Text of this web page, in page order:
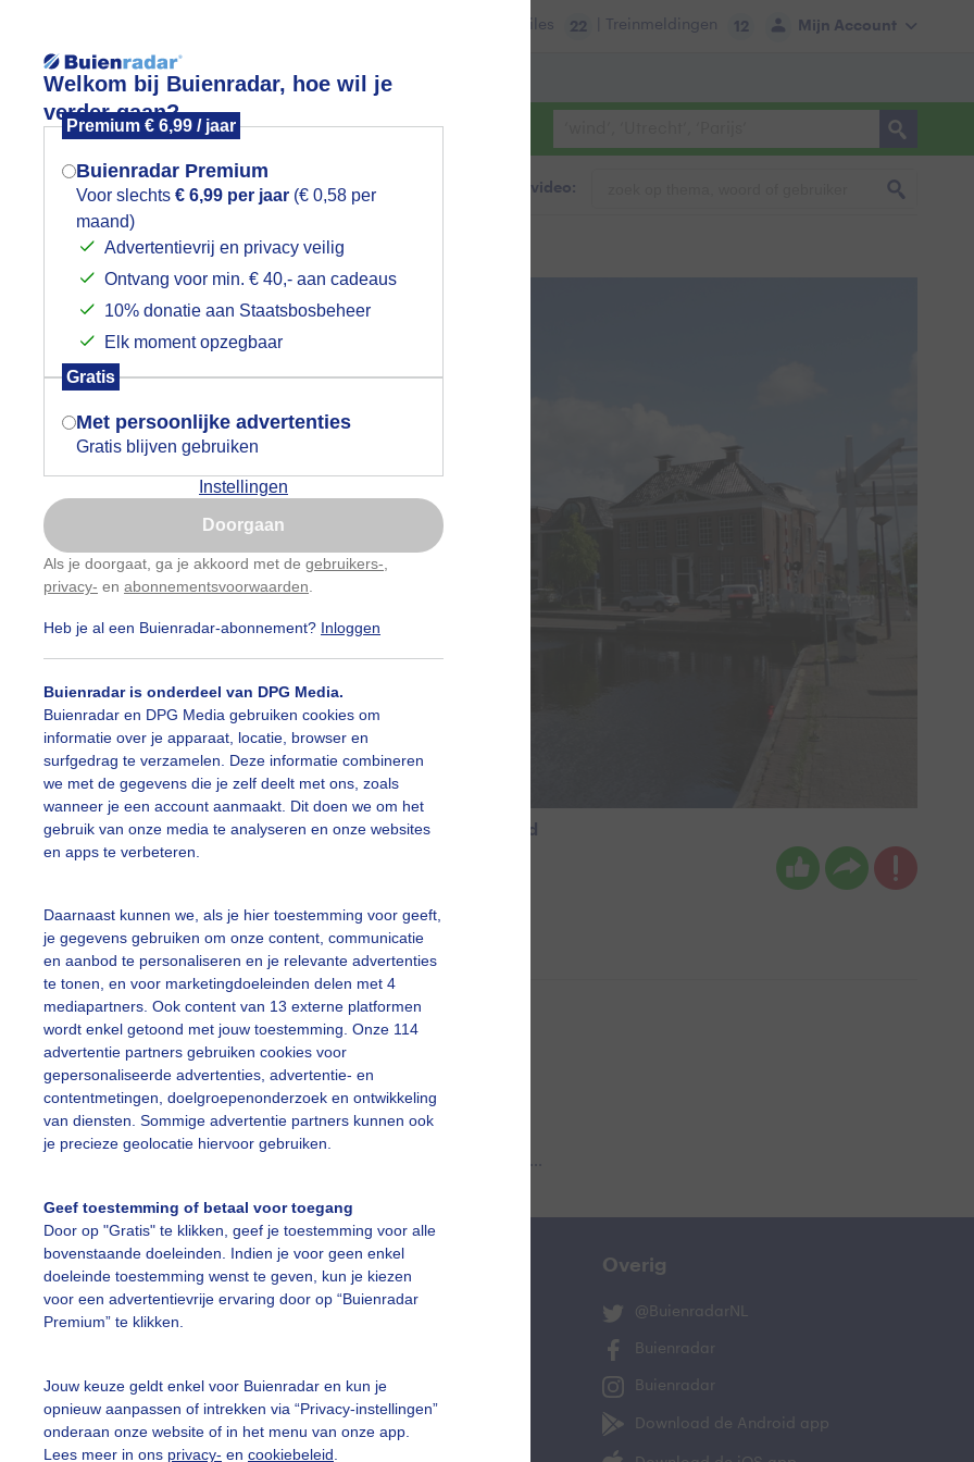
Welkom bij Buienradar, hoe wil je
verder gaan?
Premium € 6,99 / jaar
Buienradar Premium
Voor slechts € 6,99 per jaar (€ 0,58 per
maand)
Advertentievrij en privacy veilig
Ontvang voor min. € 40,- aan cadeaus
10% donatie aan Staatsbosbeheer
Elk moment opzegbaar
Gratis
Met persoonlijke advertenties
Gratis blijven gebruiken
Instellingen
Doorgaan
Als je doorgaat, ga je akkoord met de gebruikers-
privacy- en abonnementsvoorwaarden
Heb je al een Buienradar-abonnement? Inloggen
Buienradar is onderdeel van DPG Media.
Buienradar en DPG Media gebruiken cookies om
informatie over je apparaat, locatie, browser en
surfgedrag te verzamelen. Deze informatie combineren
we met de gegevens die je zelf deelt met ons, zoals
wanneer je een account aanmaakt. Dit doen we om het
gebruik van onze media te analyseren en onze websites
en apps te verbeteren.
Daarnaast kunnen we, als je hier toestemming voor geeft,
je gegevens gebruiken om onze content, communicatie
en aanbod te personaliseren en je relevante advertenties
te tonen, en voor marketingdoeleinden delen met 4
mediapartners. Ook content van 13 externe platformen
wordt enkel getoond met jouw toestemming. Onze 114
advertentie partners gebruiken cookies voor
gepersonaliseerde advertenties, advertentie- en
contentmetingen, doelgroepenonderzoek en ontwikkeling
van diensten. Sommige advertentie partners kunnen ook
je precieze geolocatie hiervoor gebruiken.
Geef toestemming of betaal voor toegang
Door op "Gratis" te klikken, geef je toestemming voor alle
bovenstaande doeleinden. Indien je voor geen enkel
doeleinde toestemming wenst te geven, kun je kiezen
voor een advertentievrije ervaring door op “Buienradar
Premium” te klikken.
Jouw keuze geldt enkel voor Buienradar en kun je
opnieuw aanpassen of intrekken via “Privacy-instellingen”
onderaan onze website of in het menu van onze app.
Lees meer in ons privacy- en cookiebeleid
Mijn Account
Files 22 | Treinmeldingen 12
Lees meer.
Foto en video Weerzine
Zoeken in foto & video:
weer
een buitje na, vriendelijk weer vandaag in Heerenveen Friesland
Wolken
slideshow
vragen
Mijn weer
De Bilt
Overig
@BuienradarNL
Buienradar
Buienradar
Download de Android app
Mogen we je locatie gebruiken voor
het weer?
Indien je hier nog geen akkoord op hebt
gegeven, verschijnt er zo een pop-up uit
je browser waarin deze toestemming
gevraagd wordt.
Is goed, toon de popup
Nu niet, misschien later
Gebruik je Safari en wil je niet elke dag deze pop-up
Klikhierom dit aan te passen